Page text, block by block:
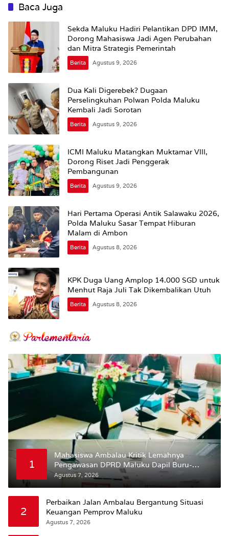
Baca Juga
Sekda Maluku Hadiri Pelantikan DPD IMM,
Dorong Mahasiswa Jadi Agen Perubahan
dan Mitra Strategis Pemerintah
Berita Agustus 9, 2026
Dua Kali Digerebek? Dugaan
Perselingkuhan Polwan Polda Maluku
Kembali Jadi Sorotan
Berita Agustus 9, 2026
ICMI Maluku Matangkan Muktamar VIII,
Dorong Riset Jadi Penggerak
Pembangunan
Berita Agustus 9, 2026
Hari Pertama Operasi Antik Salawaku 2026,
Polda Maluku Sasar Tempat Hiburan
Malam di Ambon
Berita Agustus 8, 2026
KPK Duga Uang Amplop 14.000 SGD untuk
Menhut Raja Juli Tak Dikembalikan Utuh
Berita Agustus 8, 2026
1
Mahasiswa Ambalau Kritik Lemahnya
Pengawasan DPRD Maluku Dapil Buru-
Bursel Terhadap Proses Perubahan Status
Jalan
Agustus 7, 2026
2
Perbaikan Jalan Ambalau Bergantung Situasi
Keuangan Pemprov Maluku
Agustus 7, 2026